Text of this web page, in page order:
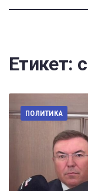
Етикет:
ПОЛИТИКА